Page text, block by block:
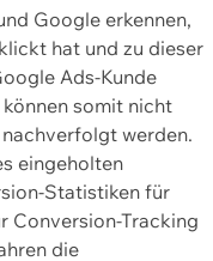
Google erkennen,
hat und zu dieser
Ads-Kunde
somit nicht
werden.
eingeholten
Statistiken für
Conversion-Tracking
die